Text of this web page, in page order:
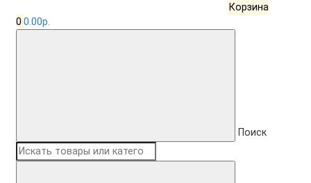
Корзина
0 0.00р.
Поиск